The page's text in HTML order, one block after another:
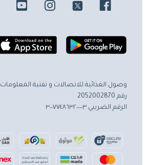
وصول الغذائية للاتصالات و تقنية المعلومات
رقم 2052002870
الرقم الضريبي ٣٠٠٧٧٤٨٦٣٢٠٠٠٠٣